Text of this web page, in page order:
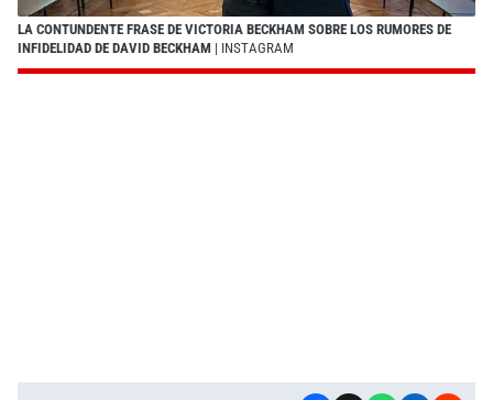
LA CONTUNDENTE FRASE DE VICTORIA BECKHAM SOBRE LOS RUMORES DE
INFIDELIDAD DE DAVID BECKHAM | INSTAGRAM